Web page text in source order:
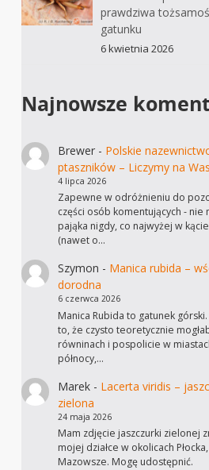
prawdziwa
gatunku
6 kwietnia 2026
Najnowsze
Brewer- Polskie
ptaszników – Liczymy na
4 lipca 2026
Zapewne w odróżnieniu do
części osób komentujących - nie
pająka nigdy, co najwyżej w
(nawet o…
Szymon - Manica rubida –
dorodna
6 czerwca 2026
Manica Rubida to gatunek górski.
to, że czysto teoretycznie
równinach i pospolicie w
północy,…
Marek- Lacerta viridis –
zielona
24 maja 2026
Mam zdjęcie jaszczurki zielonej
mojej działce w okolicach Płocka,
Mazowsze. Mogę udostępnić.